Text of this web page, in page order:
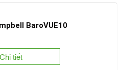
BaroVUE10
Chi tiết